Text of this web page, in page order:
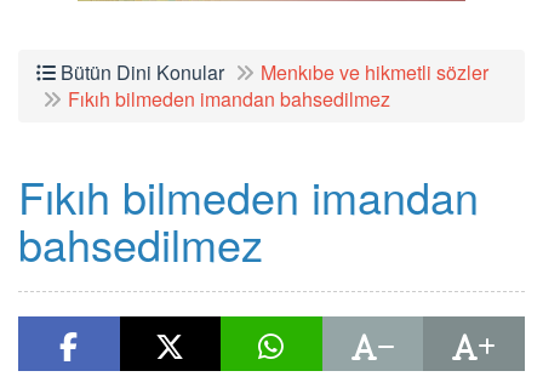
Bütün Dini Konular
Menkıbe ve hikmetli sözler
Fıkıh bilmeden imandan bahsedilmez
Fıkıh bilmeden imandan
bahsedilmez